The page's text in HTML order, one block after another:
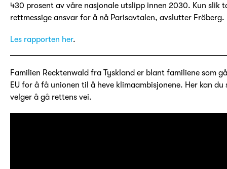
430 prosent av våre nasjonale utslipp innen 2030. Kun slik
rettmessige ansvar for å nå Parisavtalen, avslutter Fröberg.
Les rapporten her.
Familien Recktenwald fra Tyskland er blant familiene som
EU for å få unionen til å heve klimaambisjonene. Her kan du
velger å gå rettens vei.